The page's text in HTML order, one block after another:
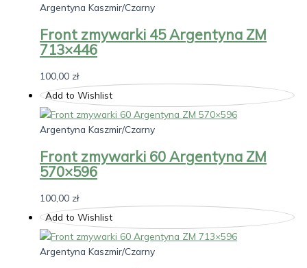
Argentyna Kaszmir/Czarny
Front zmywarki 45 Argentyna ZM
713×446
100,00 zł
Add to Wishlist
Argentyna Kaszmir/Czarny
Front zmywarki 60 Argentyna ZM
570×596
100,00 zł
Add to Wishlist
Argentyna Kaszmir/Czarny